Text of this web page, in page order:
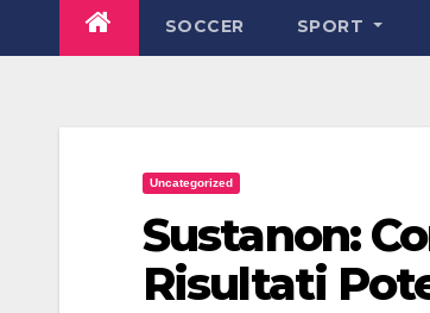
SOCCER SPORT
Uncategorized
Sustanon:
Risultati